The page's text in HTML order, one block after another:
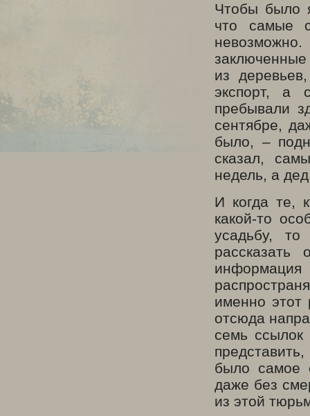
Чтобы было
что самые
из
экспорт, а
пребывали
сентябре,
было, –
сказал,
недель, а
И когда те,
какой-то
усадьбу,
именно этот
отсюда
семь
было самое
даже без
из этой